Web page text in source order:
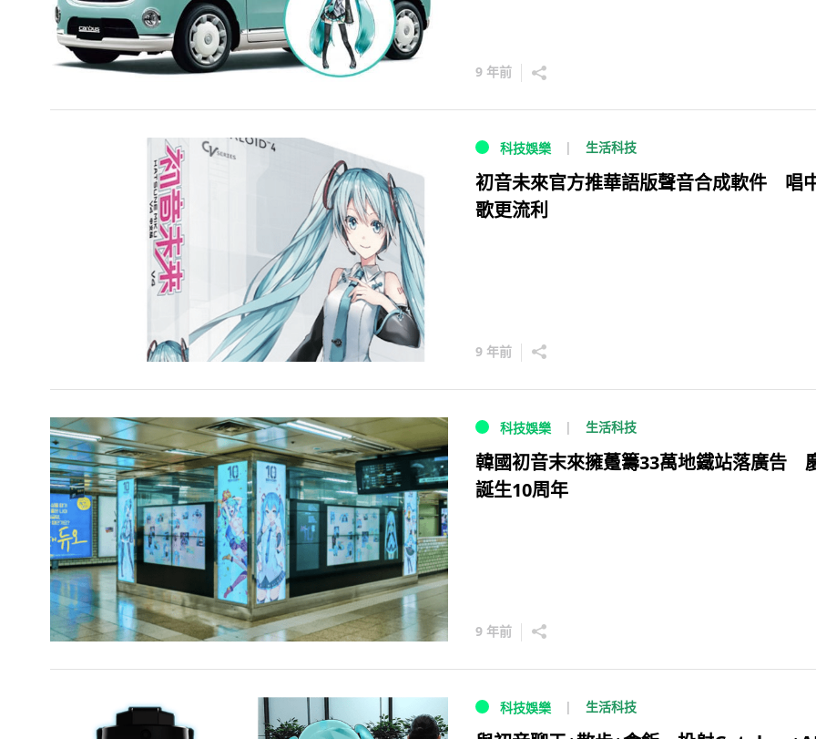
9 年前
科技娛樂 生活科技
初音未來官方推華語版聲音合成軟件 唱
歌更流利
9 年前
科技娛樂 生活科技
韓國初音末來擁躉籌33萬地鐵站落廣告
誕生10周年
9 年前
科技娛樂 生活科技